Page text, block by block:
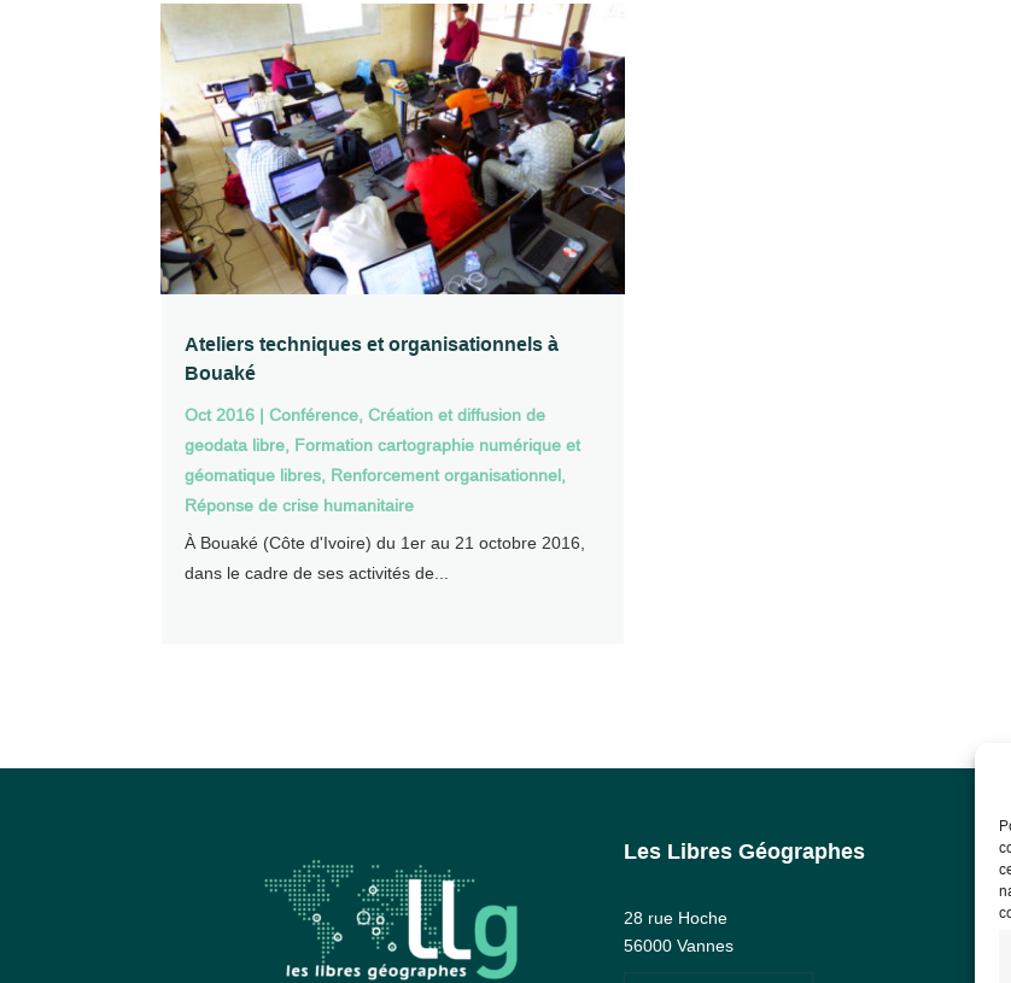
Ateliers techniques et organisationnels à
Bouaké
Oct 2016 |Conférence,Création et diffusion de
geodata libre, Formation cartographie numérique et
géomatique libres, Renforcement organisationnel,
Réponse de crise humanitaire
À Bouaké (Côte d'Ivoire) du 1er au 21 octobre 2016,
dans le cadre de ses activités de...
Les Libres Géographes
28 rue Hoche
56000 Vannes